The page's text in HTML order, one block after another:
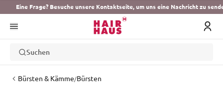
Eine Frage? Besuche unsere Kontaktseite, um uns eine Nachricht zu
Suchen
Bürsten & Kämme/Bürsten